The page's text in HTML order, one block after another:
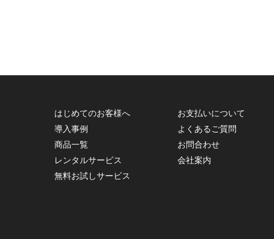
はじめてのお客様へ
導入事例
商品一覧
レンタルサービス
無料お試しサービス
お支払いについて
よくあるご質問
お問合わせ
会社案内